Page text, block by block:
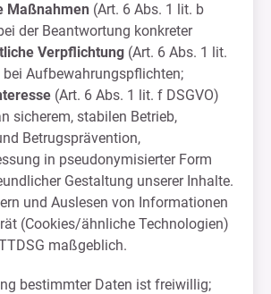
Maßnahmen (Art. 6 Abs. 1 lit. b
der Beantwortung konkreter
Verpflichtung (Art. 6 Abs. 1 lit.
bei Aufbewahrungspflichten;
(Art. 6 Abs. 1 lit. f DSGVO)
sicherem, stabilen Betrieb,
Betrugsprävention,
in pseudonymisierter Form
Gestaltung unserer Inhalte.
und Auslesen von Informationen
(Cookies/ähnliche Technologien)
maßgeblich.
bestimmter Daten ist freiwillig;